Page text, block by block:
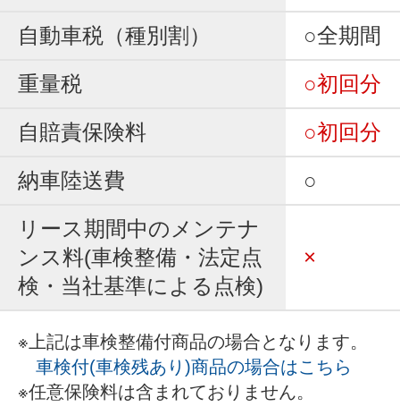
自動車税（種別割）
○全期間
重量税
○初回分
自賠責保険料
○初回分
納車陸送費
○
リース期間中のメンテナ
ンス料(車検整備・法定点
検・当社基準による点検)
×
※上記は車検整備付商品の場合となります。
車検付(車検残あり)商品の場合はこちら
※任意保険料は含まれておりません。